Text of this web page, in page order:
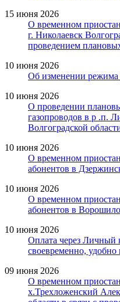
15 июня 2026
О временном
г. Николаевск
проведением
10 июня 2026
Об изменении режима
10 июня 2026
О проведении
газопроводов в р .п.
Волгоградской
10 июня 2026
О временном
абонентов в
10 июня 2026
О временном
абонентов в
10 июня 2026
Оплата через Личный
своевременно, удобно
09 июня 2026
О временном
х.Трехложенский